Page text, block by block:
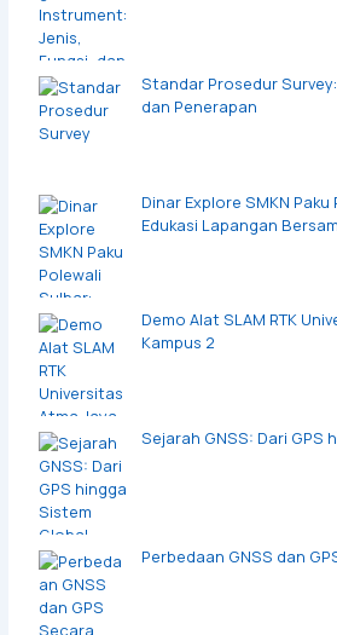
Standar Prosedur
dan Penerapan
Dinar Explore SMKN
Edukasi Lapangan
Demo Alat SLAM RTK
Kampus 2
Sejarah GNSS: Dari GPS
Perbedaan GNSS dan